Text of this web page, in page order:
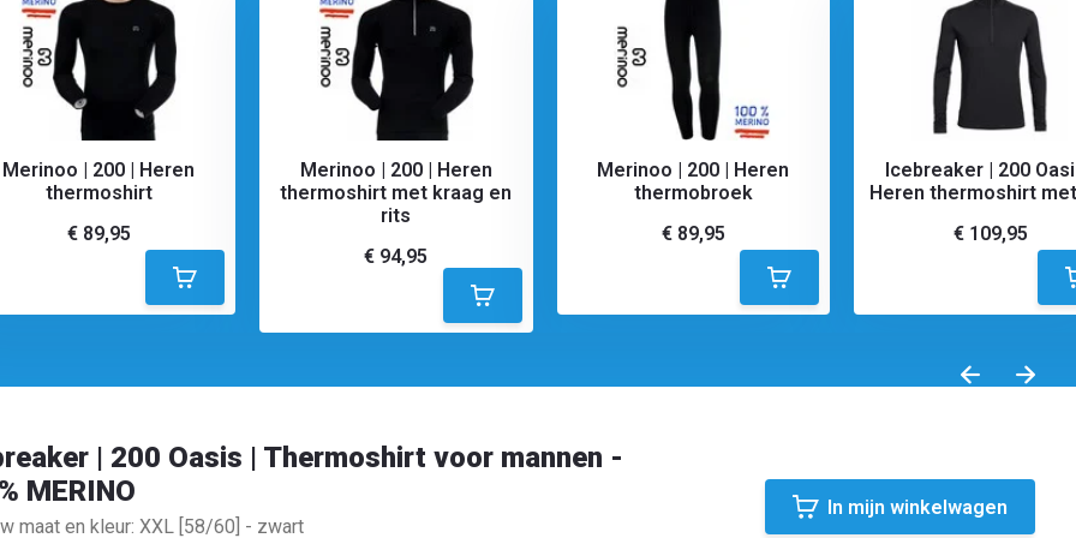
Merinoo | 200 | Heren
thermoshirt
€ 89,95
Merinoo | 200 | Heren
thermoshirt met kraag en
rits
€ 94,95
Merinoo | 200 | Heren
thermobroek
€ 89,95
Icebreaker | 200
Heren thermoshirt
€ 109,95
| 200 Oasis | Thermoshirt voor mannen -
MERINO
maat en kleur: XXL [58/60] - zwart
In mijn winkelwagen